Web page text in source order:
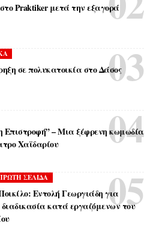
Praktiker μετά την εξαγορά
σε πολυκατοικία στο Δάσος
Επιστροφή” – Μια ξέφρενη κωμωδία
Χαϊδαρίου
ΣΕΛΙΔΑ
Εντολή Γεωργιάδη για
διαδικασία κατά εργαζόμενων του